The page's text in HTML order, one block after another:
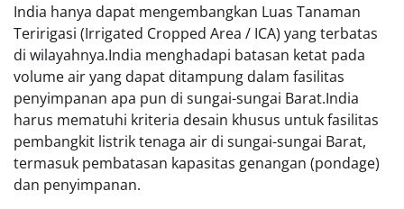
India hanya dapat mengembangkan Luas Tanaman
Teririgasi (Irrigated Cropped Area / ICA) yang terbatas
di wilayahnya.India menghadapi batasan ketat pada
volume air yang dapat ditampung dalam fasilitas
penyimpanan apa pun di sungai-sungai Barat.India
harus mematuhi kriteria desain khusus untuk fasilitas
pembangkit listrik tenaga air di sungai-sungai Barat,
termasuk pembatasan kapasitas genangan (pondage)
dan penyimpanan.